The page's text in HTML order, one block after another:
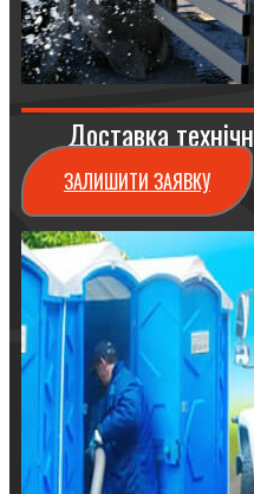
Доставка
ЗАЛИШИТИ ЗАЯВКУ